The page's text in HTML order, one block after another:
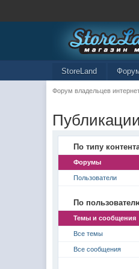
StoreLand
Форум владельцев
По типу
Форумы
Пользователи
По
Темы и сообщения
Все темы
Все сообщения